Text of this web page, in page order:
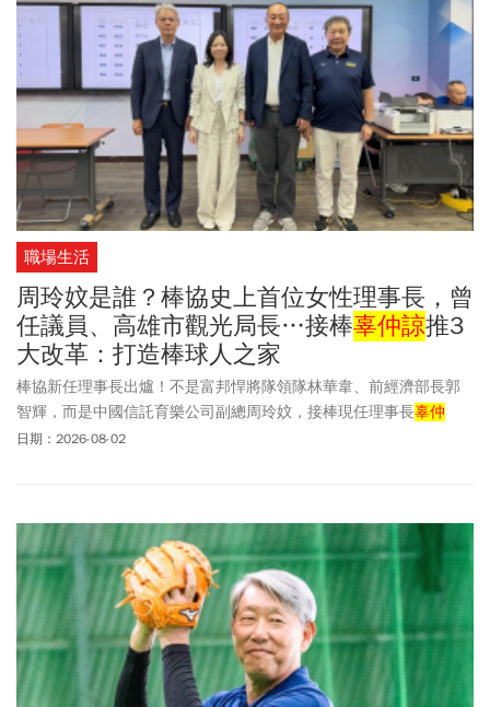
職場生活
周玲妏是誰？棒協史上首位女性理事長，曾
任議員、高雄市觀光局長…接棒辜仲諒推3
大改革：打造棒球人之家
棒協新任理事長出爐！不是富邦悍將隊領隊林華韋、前經濟部長郭
智輝，而是中國信託育樂公司副總周玲妏，接棒現任理事長辜仲
諒，成為史上第一位棒協女性理事長。不少人好奇，周玲妏是誰？
會總幹事。2024年，周玲妏加入中信育樂，現任副總經理，如今再
獲選為棒球協會理事長。周玲妏表示，棒球是台灣人的共同語言，
更是凝聚這座島嶼情感的核心力量。也明白這份職務不是權力，而
是無條件的服務。而中華民國棒球協會，更是所有棒球人最溫暖、
最堅固的「家」。
日期：2026-08-02